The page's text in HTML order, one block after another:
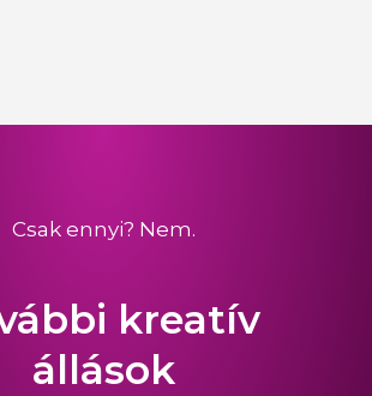
Csak ennyi? Nem.
kreatív
állások